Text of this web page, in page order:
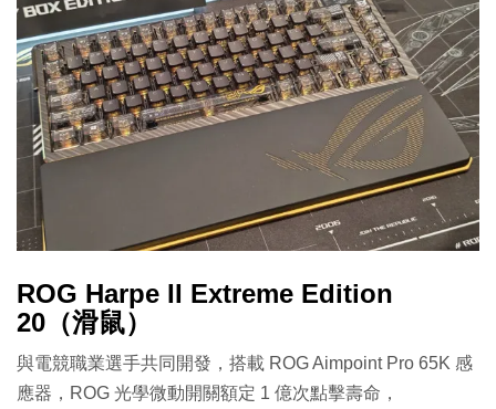
ROG Harpe II Extreme Edition
20（滑鼠）
與電競職業選手共同開發，搭載 ROG Aimpoint Pro 65K 感
應器，ROG 光學微動開關額定 1 億次點擊壽命，